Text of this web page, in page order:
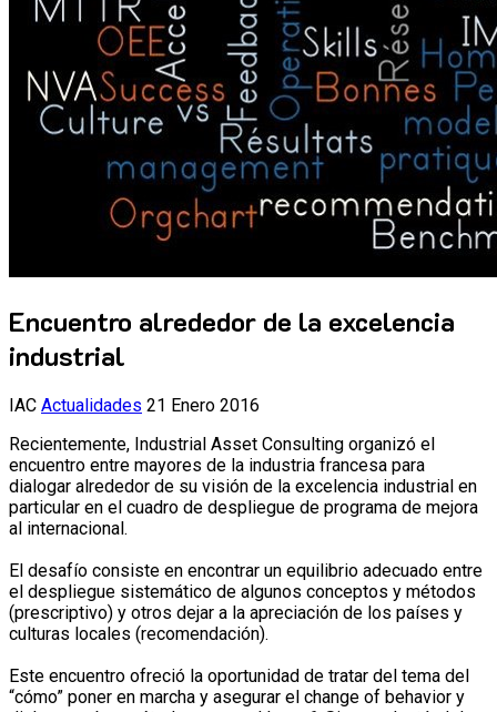
Encuentro alrededor de la excelencia
industrial
IAC Actualidades 21 Enero 2016
Recientemente, Industrial Asset Consulting organizó el
encuentro entre mayores de la industria francesa para
dialogar alrededor de su visión de la excelencia industrial en
particular en el cuadro de despliegue de programa de mejora
al internacional.
El desafío consiste en encontrar un equilibrio adecuado entre
el despliegue sistemático de algunos conceptos y métodos
(prescriptivo) y otros dejar a la apreciación de los países y
culturas locales (recomendación).
Este encuentro ofreció la oportunidad de tratar del tema del
“cómo” poner en marcha y asegurar el change of behavior y